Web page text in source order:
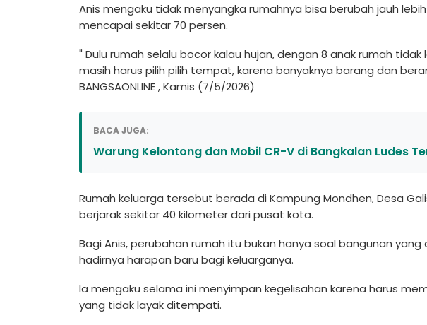
Anis mengaku tidak menyangka rumahnya bisa berubah jauh
mencapai sekitar 70 persen.
" Dulu rumah selalu bocor kalau hujan, dengan 8 anak rumah
masih harus pilih pilih tempat, karena banyaknya barang dan
BANGSAONLINE , Kamis (7/5/2026)
BACA JUGA:
Warung Kelontong dan Mobil CR-V di Bangkalan Ludes
Rumah keluarga tersebut berada di Kampung Mondhen, Desa
berjarak sekitar 40 kilometer dari pusat kota.
Bagi Anis, perubahan rumah itu bukan hanya soal bangunan
hadirnya harapan baru bagi keluarganya.
Ia mengaku selama ini menyimpan kegelisahan karena harus
yang tidak layak ditempati.